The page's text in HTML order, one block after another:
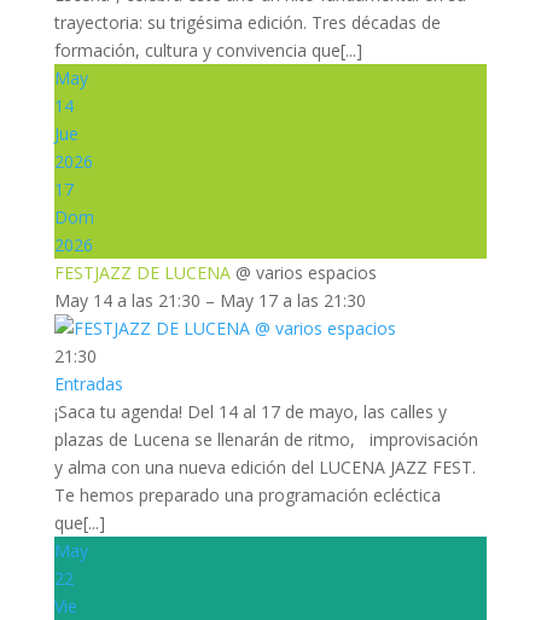
trayectoria: su trigésima edición. Tres décadas de
formación, cultura y convivencia que[...]
May
14
Jue
2026
17
Dom
2026
FESTJAZZ DE LUCENA @ varios espacios
May 14 a las 21:30 – May 17 a las 21:30
21:30
Entradas
¡Saca tu agenda! Del 14 al 17 de mayo, las calles y
plazas de Lucena se llenarán de ritmo, improvisación
y alma con una nueva edición del LUCENA JAZZ FEST.
Te hemos preparado una programación ecléctica
que[...]
May
22
Vie